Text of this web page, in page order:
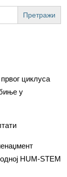
циклуса
у
HUM-STEM